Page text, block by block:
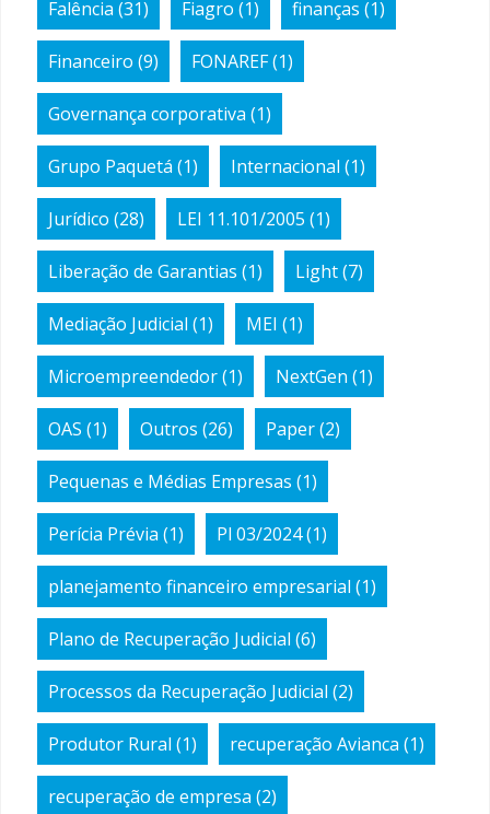
Falência (31) Fiagro (1) finanças (1)
Financeiro (9) FONAREF(1)
Governança corporativa (1)
Grupo Paquetá (1) Internacional (1)
Jurídico (28) LEI 11.101/2005 (1)
Liberação de Garantias (1) Light(7)
Mediação Judicial (1) MEI (1)
Microempreendedor(1) NextGen (1)
OAS (1) Outros (26) Paper(2)
Pequenas e Médias Empresas (1)
Perícia Prévia (1) Pl 03/2024(1)
planejamento financeiro empresarial (1)
Plano de Recuperação Judicial (6)
Processos da Recuperação Judicial (2)
Produtor Rural (1) recuperação Avianca (1)
recuperação de empresa (2)